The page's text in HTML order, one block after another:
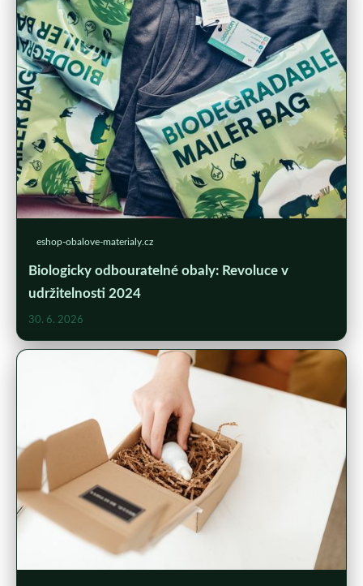
eshop-obalove-materialy.cz
Biologicky odbouratelné obaly: Revoluce v
udržitelnosti 2024
30. 6. 2026